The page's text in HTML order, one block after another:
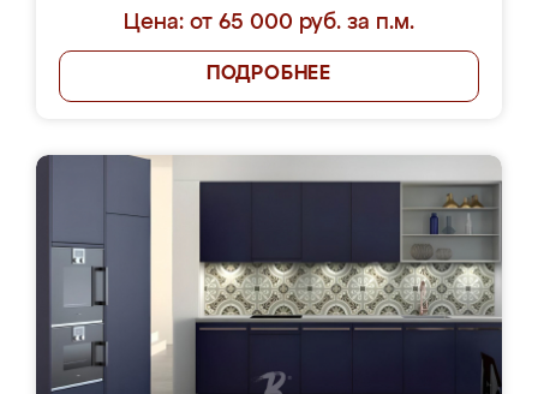
Цена: от 65 000 руб. за п.м.
ПОДРОБНЕЕ